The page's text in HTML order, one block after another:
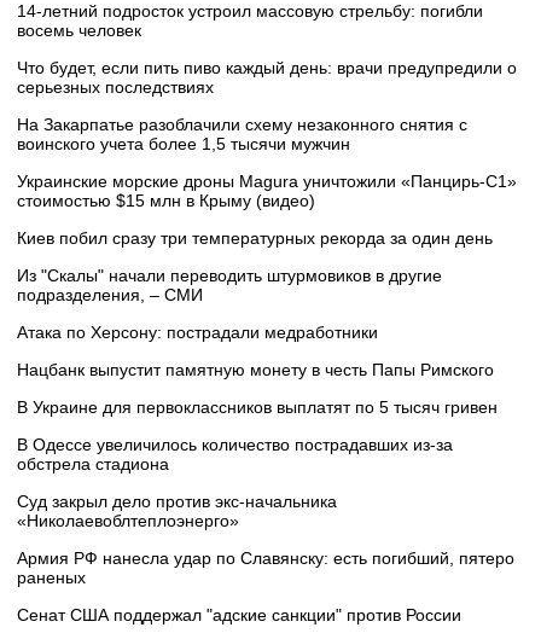
14-летний подросток устроил массовую стрельбу: погибли
восемь человек
Что будет, если пить пиво каждый день: врачи предупредили о
серьезных последствиях
На Закарпатье разоблачили схему незаконного снятия с
воинского учета более 1,5 тысячи мужчин
Украинские морские дроны Magura уничтожили «Панцирь-С1»
стоимостью $15 млн в Крыму (видео)
Киев побил сразу три температурных рекорда за один день
Из "Скалы" начали переводить штурмовиков в другие
подразделения, – СМИ
Атака по Херсону: пострадали медработники
Нацбанк выпустит памятную монету в честь Папы Римского
В Украине для первоклассников выплатят по 5 тысяч гривен
В Одессе увеличилось количество пострадавших из-за
обстрела стадиона
Суд закрыл дело против экс-начальника
«Николаевоблтеплоэнерго»
Армия РФ нанесла удар по Славянску: есть погибший, пятеро
раненых
Сенат США поддержал "адские санкции" против России